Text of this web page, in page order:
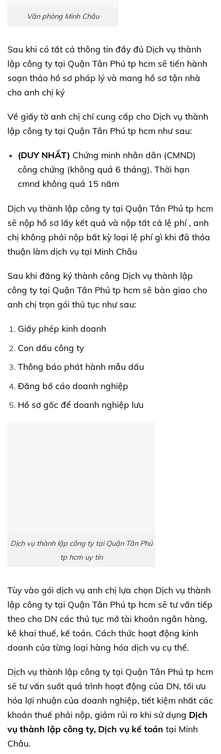
Văn phòng Minh Châu
Sau khi có tất cả thông tin đầy đủ Dịch vụ thành
lập công ty tại Quận Tân Phú tp hcm sẽ tiến hành
soạn thảo hồ sơ pháp lý và mang hồ sơ tận nhà
cho anh chị ký
Về giấy tờ anh chị chỉ cung cấp cho Dịch vụ thành
lập công ty tại Quận Tân Phú tp hcm như sau:
(DUY NHẤT) Chứng minh nhân dân (CMND)
công chứng (không quá 6 tháng). Thời hạn
cmnd không quá 15 năm
Dịch vụ thành lập công ty tại Quận Tân Phú tp hcm
sẽ nộp hồ sơ lấy kết quả và nộp tất cả lệ phí , anh
chị không phải nộp bất kỳ loại lệ phí gì khi đã thỏa
thuận làm dịch vụ tại Minh Châu
Sau khi đăng ký thành công Dịch vụ thành lập
công ty tại Quận Tân Phú tp hcm sẽ bàn giao cho
anh chị trọn gói thủ tục như sau:
Giấy phép kinh doanh
Con dấu công ty
Thông báo phát hành mẫu dấu
Đăng bố cáo doanh nghiệp
Hồ sơ gốc để doanh nghiệp lưu
Dịch vụ thành lập công ty tại Quận Tân Phú
tp hcm uy tín
Tùy vào gói dịch vụ anh chị lựa chọn Dịch vụ thành
lập công ty tại Quận Tân Phú tp hcm sẽ tư vấn tiếp
theo cho DN các thủ tục mở tài khoản ngân hàng,
kê khai thuế, kế toán. Cách thức hoạt động kinh
doanh của từng loại hàng hóa dịch vụ cụ thể.
Dịch vụ thành lập công ty tại Quận Tân Phú tp hcm
sẽ tư vấn suốt quá trình hoạt động của DN, tối ưu
hóa lợi nhuận của doanh nghiệp, tiết kiệm nhất các
khoản thuế phải nộp, giảm rủi ro khi sử dụng Dịch
vụ thành lập công ty, Dịch vụ kế toán tại Minh
Châu.